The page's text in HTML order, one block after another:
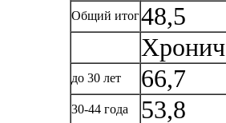
Общий итог48,5
до 30 лет 66,7
30-44 года 53,8